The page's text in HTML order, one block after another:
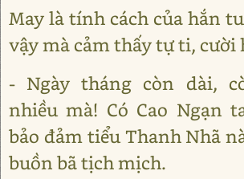
May là tính cách của hắn
vậy mà cảm thấy tự ti, cười
- Ngày tháng còn dài,
nhiều mà! Có Cao Ngạn
bảo đảm tiểu Thanh Nhã
buồn bã tịch mịch.